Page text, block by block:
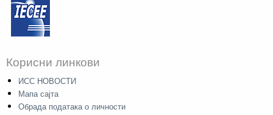
Корисни линкови
ИСС НОВОСТИ
Мапа сајта
Обрада података о личности